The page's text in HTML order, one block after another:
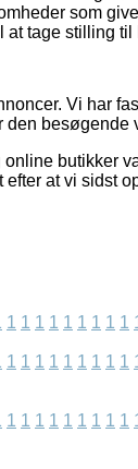
som
tage stilling til
Vi har
butikker
at vi sidst
1 1 1 1 1 1 1 1 1
1 1 1 1 1 1 1 1 1
1 1 1 1 1 1 1 1 1